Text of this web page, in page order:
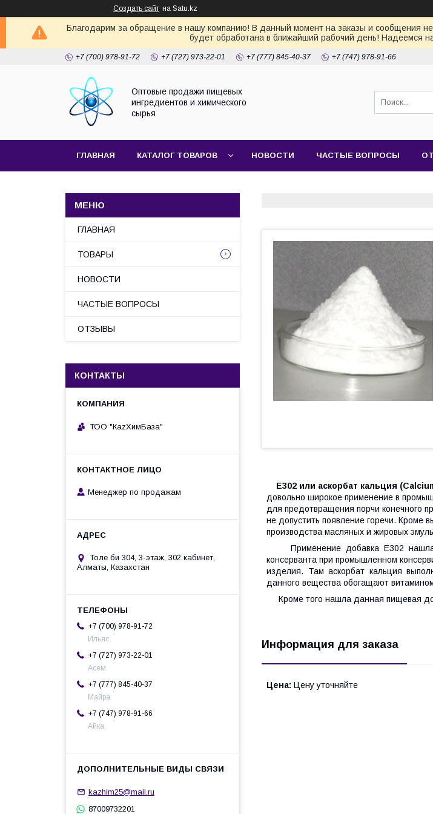
Создать сайт на Satu.kz
Благодарим за обращение в нашу компанию! В данный момент на заказы и сообщения
будет обработана в ближайший рабочий день! Надеемся
+7 (700) 978-91-72 +7 (727) 973-22-01 +7 (777) 845-40-37 +7 (747) 978-91-66
Оптовые продажи пищевых
ингредиентов и химического
сырья
ГЛАВНАЯ КАТАЛОГ ТОВАРОВ НОВОСТИ ЧАСТЫЕ ВОПРОСЫ
Е302 или аскорбат кальция
довольно широкое применение в
для предотвращения порчи конечного
не допустить появление горечи.
производства масляных и жировых
Применение добавка Е302 нашла
консерванта при промышленном
изделия. Там аскорбат кальция
данного вещества обогащают
Кроме того нашла данная пищевая
Информация для заказа
Цена: Цену уточняйте
ГЛАВНАЯ
ТОВАРЫ
НОВОСТИ
ЧАСТЫЕ ВОПРОСЫ
ОТЗЫВЫ
КОНТАКТЫ
ТОО "КаzХимБаза"
Менеджер по продажам
Толе би 304, 3-этаж, 302 кабинет,
Алматы, Казахстан
+7 (700) 978-91-72
Ильяс
+7 (727) 973-22-01
Асем
+7 (777) 845-40-37
Майра
+7 (747) 978-91-66
Айка
kazhim25@mail.ru
87009732201